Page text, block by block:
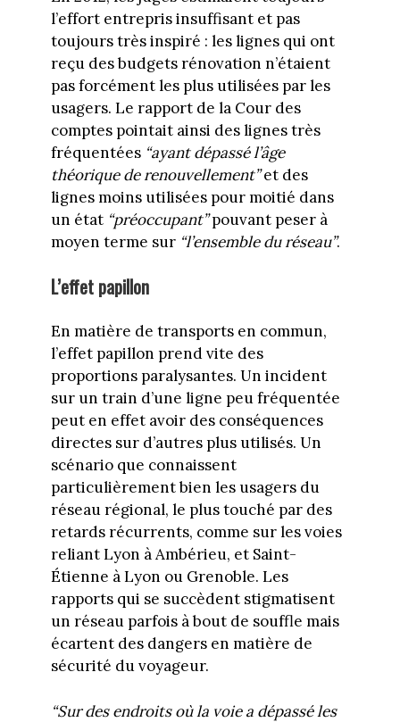
l’effort entrepris insuffisant et pas
toujours très inspiré : les lignes qui ont
reçu des budgets rénovation n’étaient
pas forcément les plus utilisées par les
usagers. Le rapport de la Cour des
comptes pointait ainsi des lignes très
fréquentées “ayant dépassé l’âge
théorique de renouvellement”et des
lignes moins utilisées pour moitié dans
un état “préoccupant”pouvant peser à
moyen terme sur “l’ensemble du réseau”.
L’effet papillon
En matière de transports en commun,
l’effet papillon prend vite des
proportions paralysantes. Un incident
sur un train d’une ligne peu fréquentée
peut en effet avoir des conséquences
directes sur d’autres plus utilisés. Un
scénario que connaissent
particulièrement bien les usagers du
réseau régional, le plus touché par des
retards récurrents, comme sur les voies
reliant Lyon à Ambérieu, et Saint-
Étienne à Lyon ou Grenoble. Les
rapports qui se succèdent stigmatisent
un réseau parfois à bout de souffle mais
écartent des dangers en matière de
sécurité du voyageur.
“Sur des endroits où la voie a dépassé les